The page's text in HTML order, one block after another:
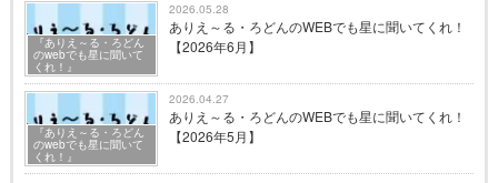
『ありえ～る・ろどん
のwebでも星に聞いて
くれ！』
2026.05.28
ありえ～る・ろどんのWEBでも星に聞いてくれ！
【2026年6月】
『ありえ～る・ろどん
のwebでも星に聞いて
くれ！』
2026.04.27
ありえ～る・ろどんのWEBでも星に聞いてくれ！
【2026年5月】